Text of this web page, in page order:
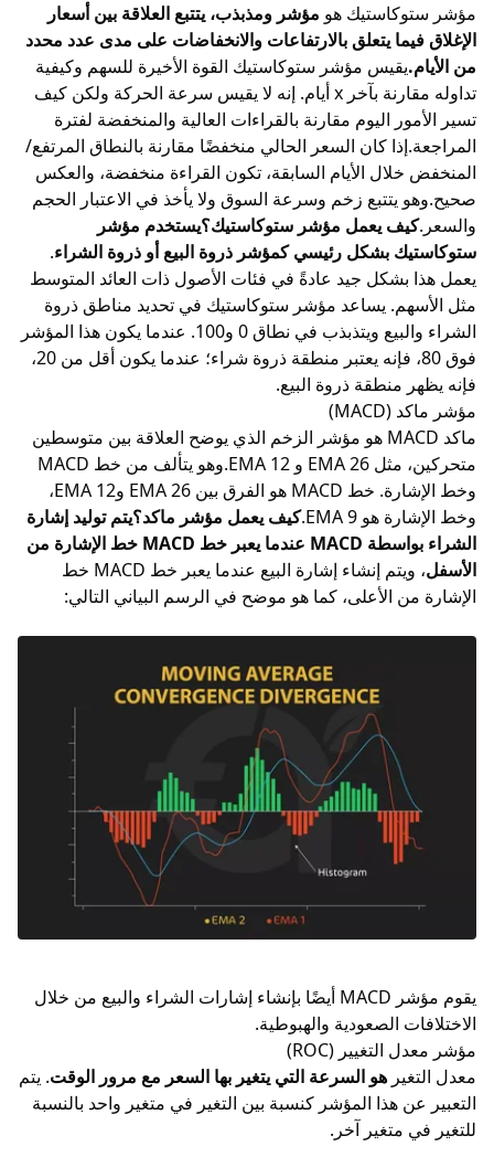
مؤشر ستوكاستيك هو مؤشر ومذبذب، يتتبع العلاقة بين أسعار
الإغلاق فيما يتعلق بالارتفاعات والانخفاضات على مدى عدد محدد
من الأيام.يقيس مؤشر ستوكاستيك القوة الأخيرة للسهم وكيفية
تداوله مقارنة بآخر x أيام. إنه لا يقيس سرعة الحركة ولكن كيف
تسير الأمور اليوم مقارنة بالقراءات العالية والمنخفضة لفترة
المراجعة.إذا كان السعر الحالي منخفضًا مقارنة بالنطاق المرتفع/
المنخفض خلال الأيام السابقة، تكون القراءة منخفضة، والعكس
صحيح.وهو يتتبع زخم وسرعة السوق ولا يأخذ في الاعتبار الحجم
والسعر.كيف يعمل مؤشر ستوكاستيك؟يستخدم مؤشر
ستوكاستيك بشكل رئيسي كمؤشر ذروة البيع أو ذروة الشراء.
يعمل هذا بشكل جيد عادةً في فئات الأصول ذات العائد المتوسط
مثل الأسهم. يساعد مؤشر ستوكاستيك في تحديد مناطق ذروة
الشراء والبيع ويتذبذب في نطاق 0 و100. عندما يكون هذا المؤشر
فوق 80، فإنه يعتبر منطقة ذروة شراء؛ عندما يكون أقل من 20،
فإنه يظهر منطقة ذروة البيع.
مؤشر ماكد (MACD)
ماكد MACD
هو مؤشر الزخم الذي يوضح العلاقة بين متوسطين
متحركين، مثل 26 EMA و 12 EMA.وهو يتألف من خط MACD
وخط الإشارة. خط MACD هو الفرق بين 26 EMA و12 EMA،
وخط الإشارة هو 9 EMA.
كيف يعمل مؤشر ماكد؟يتم توليد إشارة
الشراء بواسطة MACD عندما يعبر خط MACD خط الإشارة من
الأسفل
، ويتم إنشاء إشارة البيع عندما يعبر خط MACD خط
الإشارة من الأعلى، كما هو موضح في الرسم البياني التالي:
يقوم مؤشر MACD أيضًا بإنشاء إشارات الشراء والبيع من خلال
الاختلافات الصعودية والهبوطية.
مؤشر معدل التغيير (ROC)
معدل التغير هو السرعة التي يتغير بها السعر مع مرور الوقت. يتم
التعبير عن هذا المؤشر كنسبة بين التغير في متغير واحد بالنسبة
للتغير في متغير آخر.